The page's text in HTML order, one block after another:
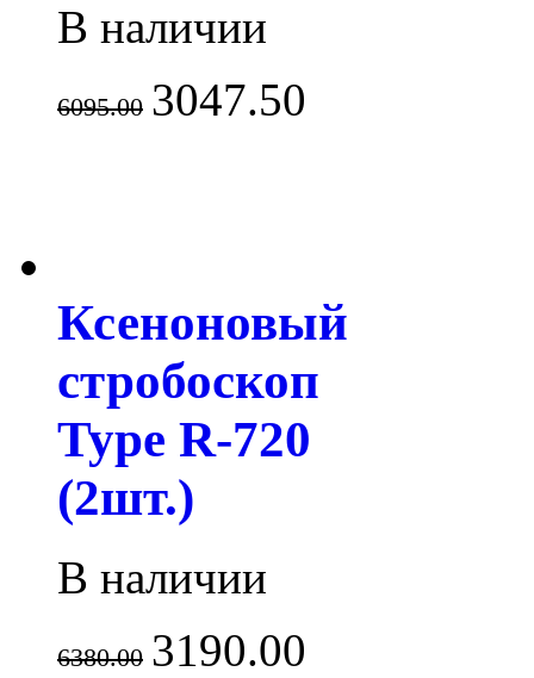
В наличии
6095.00 3047.50
Ксеноновый
стробоскоп
Type R-720
(2шт.)
В наличии
6380.00 3190.00